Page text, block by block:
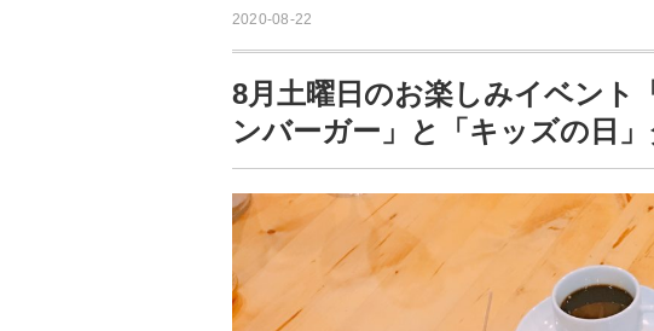
2020-08-22
8月土曜日のお楽しみイベント
ンバーガー」と「キッズの日